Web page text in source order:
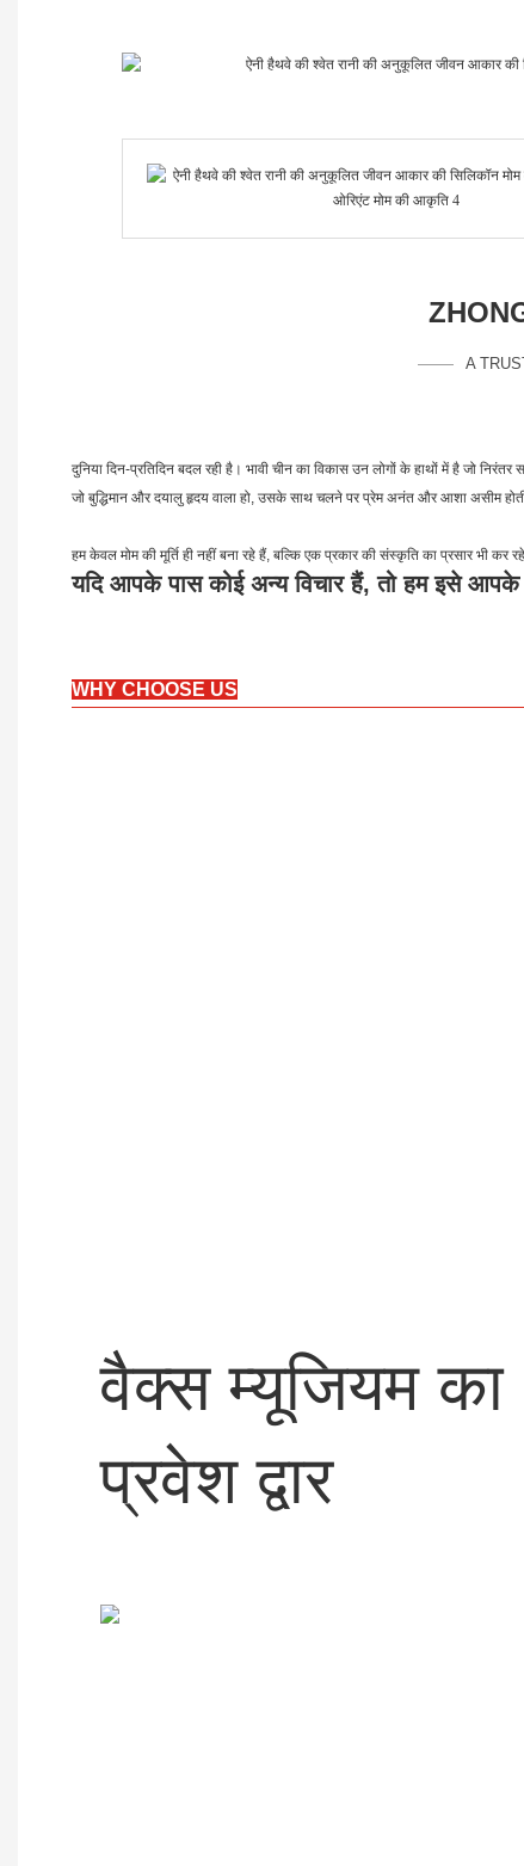
A
दुनिया दिन-प्रतिदिन बदल रही है। भावी चीन का विकास उन लोगों के हाथों में है जो
जो बुद्धिमान और दयालु हृदय वाला हो, उसके साथ चलने पर प्रेम अनंत और आशा असीम
हम केवल मोम की मूर्ति ही नहीं बना रहे हैं, बल्कि एक प्रकार की संस्कृति का प्रसार भी कर
यदि आपके पास कोई अन्य विचार हैं, तो हम इसे
WHY CHOOSE US
वैक्स म्यूजियम का
प्रवेश द्वार